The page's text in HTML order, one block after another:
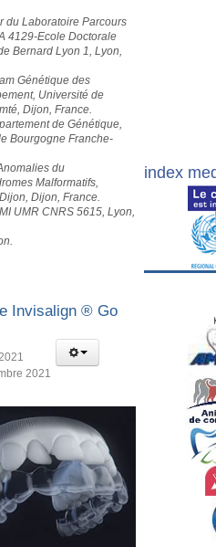
du Laboratoire Parcours
4129-Ecole Doctorale
Bernard Lyon 1, Lyon,
Génétique des
Université de
Dijon, France.
de Génétique,
Bourgogne Franche-
du
Malformatifs,
Dijon, France.
UMR CNRS 5615, Lyon,
Invisalign ® Go
2021
index